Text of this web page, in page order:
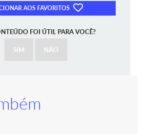
AOS FAVORITOS
FOI ÚTIL PARA VOCÊ?
SIM NÃO